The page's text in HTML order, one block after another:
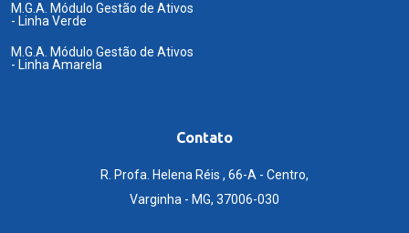
M.G.A. Módulo Gestão de Ativos
- Linha Verde
M.G.A. Módulo Gestão de Ativos
- Linha Amarela
Contato
R. Profa. Helena Réis , 66-A - Centro,
Varginha - MG, 37006-030